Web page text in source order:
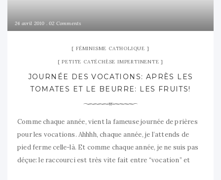
24 avril 2010 02 Comments
FÉMINISME CATHOLIQUE
PETITE CATÉCHÈSE IMPERTINENTE
JOURNÉE DES VOCATIONS: APRÈS LES
TOMATES ET LE BEURRE: LES FRUITS!
Comme chaque année, vient la fameuse journée de prières
pour les vocations. Ahhhh, chaque année, je l’attends de
pied ferme celle-là. Et comme chaque année, je ne suis pas
déçue: le raccourci est très vite fait entre “vocation” et